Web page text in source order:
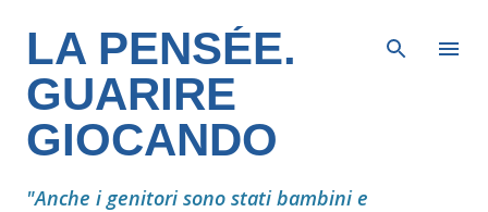
Passa ai contenuti principali
LA PENSÉE.
GUARIRE
GIOCANDO
"Anche i genitori sono stati bambini e